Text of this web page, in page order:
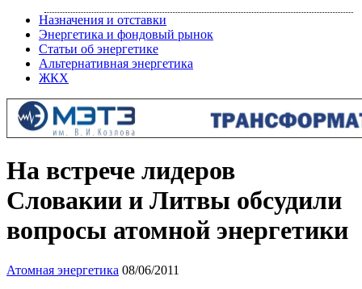
Назначения и отставки
Энергетика и фондовый рынок
Статьи об энергетике
Альтернативная энергетика
ЖКХ
На встрече лидеров
Словакии и Литвы обсудили
вопросы атомной энергетики
Атомная энергетика 08/06/2011